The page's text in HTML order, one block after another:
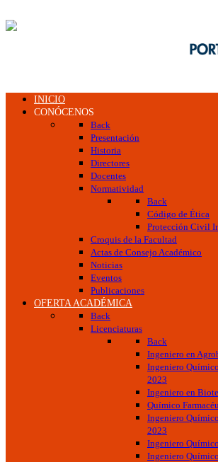
INICIO
CONÓCENOS
Back
Presentación
Historia
Directores
Docentes
Normatividad
Back
Código de Ética
Protección Civil
Croquis de la Facultad
Actas de Consejo Académico
Noticias
Eventos
Publicaciones
OFERTA ACADÉMICA
Back
Licenciaturas
Back
Ingeniero en
Ingeniero
2023
Ingeniero en
Químico
Ingeniero
2023
Ingeniero
Ingeniero